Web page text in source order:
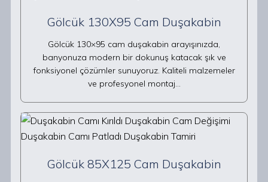
Gölcük 130X95 Cam Duşakabin
Gölcük 130×95 cam duşakabin arayışınızda,
banyonuza modern bir dokunuş katacak şık ve
fonksiyonel çözümler sunuyoruz. Kaliteli malzemeler
ve profesyonel montaj…
Gölcük 85X125 Cam Duşakabin